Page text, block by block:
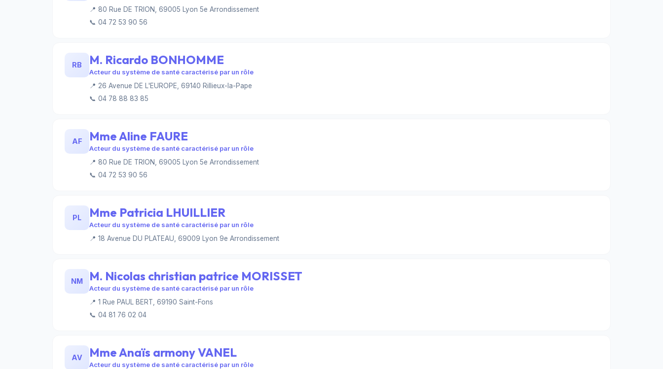
📍 80 Rue DE TRION, 69005 Lyon 5e Arrondissement
📞 04 72 53 90 56
RB M. Ricardo BONHOMME
Acteur du système de santé caractérisé par un rôle
📍 26 Avenue DE L'EUROPE, 69140 Rillieux-la-Pape
📞 04 78 88 83 85
AF Mme Aline FAURE
Acteur du système de santé caractérisé par un rôle
📍 80 Rue DE TRION, 69005 Lyon 5e Arrondissement
📞 04 72 53 90 56
PL Mme Patricia LHUILLIER
Acteur du système de santé caractérisé par un rôle
📍 18 Avenue DU PLATEAU, 69009 Lyon 9e Arrondissement
NM M. Nicolas christian patrice MORISSET
Acteur du système de santé caractérisé par un rôle
📍 1 Rue PAUL BERT, 69190 Saint-Fons
📞 04 81 76 02 04
AV Mme Anaïs armony VANEL
Acteur du système de santé caractérisé par un rôle